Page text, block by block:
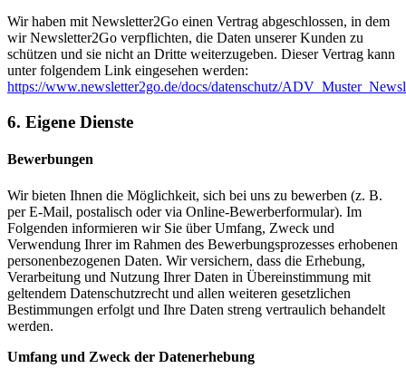
Wir haben mit Newsletter2Go einen Vertrag abgeschlossen, in dem
wir Newsletter2Go verpflichten, die Daten unserer Kunden zu
schützen und sie nicht an Dritte weiterzugeben. Dieser Vertrag kann
unter folgendem Link eingesehen werden:
https://www.newsletter2go.de/docs/datenschutz/
6. Eigene Dienste
Bewerbungen
Wir bieten Ihnen die Möglichkeit, sich bei uns zu bewerben (z. B.
per E-Mail, postalisch oder via Online-Bewerberformular). Im
Folgenden informieren wir Sie über Umfang, Zweck und
Verwendung Ihrer im Rahmen des Bewerbungsprozesses erhobenen
personenbezogenen Daten. Wir versichern, dass die Erhebung,
Verarbeitung und Nutzung Ihrer Daten in Übereinstimmung mit
geltendem Datenschutzrecht und allen weiteren gesetzlichen
Bestimmungen erfolgt und Ihre Daten streng vertraulich behandelt
werden.
Umfang und Zweck der Datenerhebung